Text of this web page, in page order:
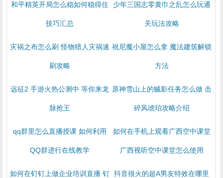
和平精英开局怎么稳如何稳得住
技巧汇总
少年三国志零黄巾之乱怎么玩通
关玩法攻略
灾祸之布怎么刷 怪物猎人灾祸速
刷攻略
祝尼魔小屋怎么拿 魔法建筑解锁
方法
​远征2 手游火热公测中 等你来龙
脉抢王
原神雪山上的贼影任务怎么做 击
碎风琥珀攻略介绍
qq群里怎么直播授课 如何利用
QQ群进行在线教学
如何在手机上观看广西空中课堂
广西视听空中课堂怎么使用
如何在钉钉上做企业培训直播 钉 抖音很火的超A男友特效在哪里